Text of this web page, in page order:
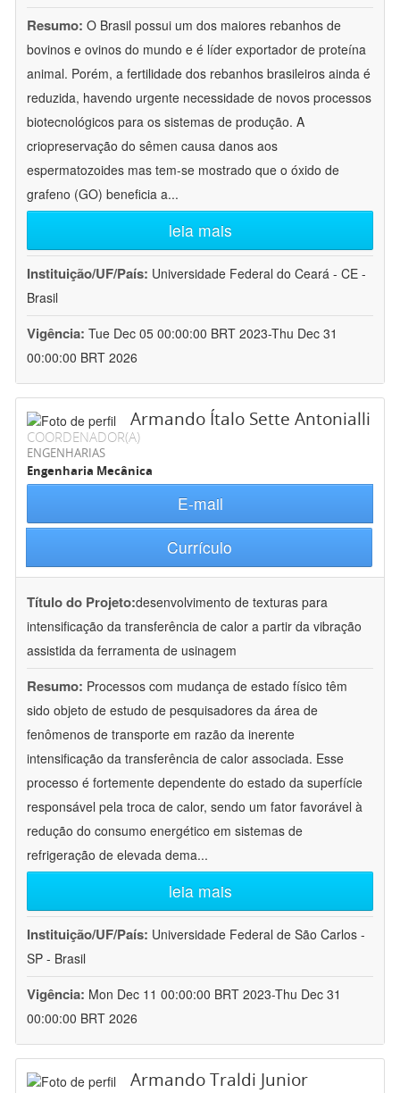
Resumo: O Brasil possui um dos maiores rebanhos de
bovinos e ovinos do mundo e é líder exportador de proteína
animal. Porém, a fertilidade dos rebanhos brasileiros ainda é
reduzida, havendo urgente necessidade de novos processos
biotecnológicos para os sistemas de produção. A
criopreservação do sêmen causa danos aos
espermatozoides mas tem-se mostrado que o óxido de
grafeno (GO) beneficia a...
leia mais
Instituição/UF/País: Universidade Federal do Ceará - CE -
Brasil
Vigência: Tue Dec 05 00:00:00 BRT 2023-Thu Dec 31
00:00:00 BRT 2026
Armando Ítalo Sette Antonialli
COORDENADOR(A)
ENGENHARIAS
Engenharia Mecânica
E-mail
Currículo
Título do Projeto:desenvolvimento de texturas para
intensificação da transferência de calor a partir da vibração
assistida da ferramenta de usinagem
Resumo: Processos com mudança de estado físico têm
sido objeto de estudo de pesquisadores da área de
fenômenos de transporte em razão da inerente
intensificação da transferência de calor associada. Esse
processo é fortemente dependente do estado da superfície
responsável pela troca de calor, sendo um fator favorável à
redução do consumo energético em sistemas de
refrigeração de elevada dema...
leia mais
Instituição/UF/País: Universidade Federal de São Carlos -
SP - Brasil
Vigência: Mon Dec 11 00:00:00 BRT 2023-Thu Dec 31
00:00:00 BRT 2026
Armando Traldi Junior